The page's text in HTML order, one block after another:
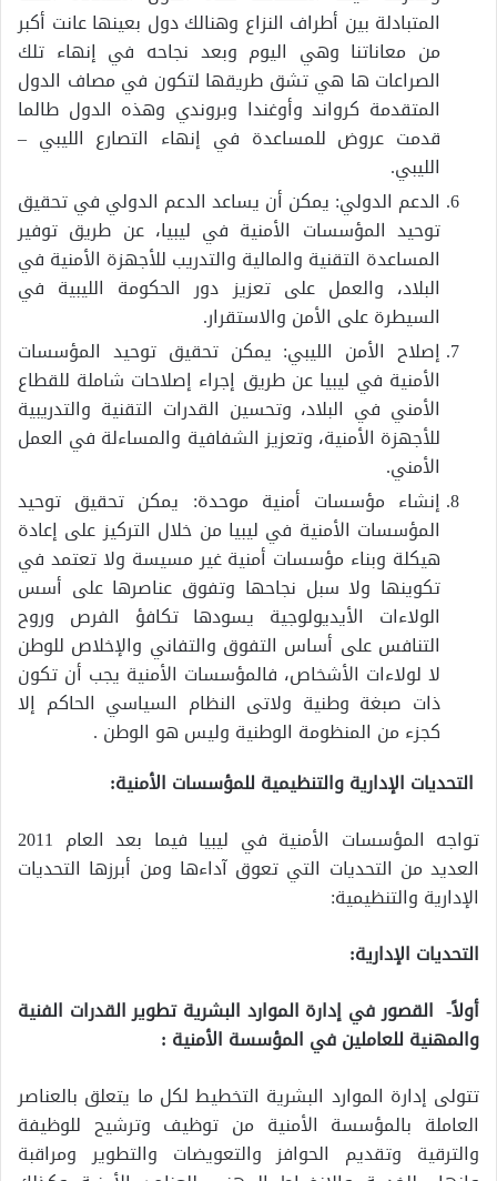
المتبادلة بين أطراف النزاع وهنالك دول بعينها عانت أكبر
من معاناتنا وهي اليوم وبعد نجاحه في إنهاء تلك
الصراعات ها هي تشق طريقها لتكون في مصاف الدول
المتقدمة كرواند وأوغندا وبروندي وهذه الدول طالما
قدمت عروض للمساعدة في إنهاء التصارع الليبي –
الليبي.
الدعم الدولي: يمكن أن يساعد الدعم الدولي في تحقيق
توحيد المؤسسات الأمنية في ليبيا، عن طريق توفير
المساعدة التقنية والمالية والتدريب للأجهزة الأمنية في
البلاد، والعمل على تعزيز دور الحكومة الليبية في
السيطرة على الأمن والاستقرار.
إصلاح الأمن الليبي: يمكن تحقيق توحيد المؤسسات
الأمنية في ليبيا عن طريق إجراء إصلاحات شاملة للقطاع
الأمني في البلاد، وتحسين القدرات التقنية والتدريبية
للأجهزة الأمنية، وتعزيز الشفافية والمساءلة في العمل
الأمني.
إنشاء مؤسسات أمنية موحدة: يمكن تحقيق توحيد
المؤسسات الأمنية في ليبيا من خلال التركيز على إعادة
هيكلة وبناء مؤسسات أمنية غير مسيسة ولا تعتمد في
تكوينها ولا سبل نجاحها وتفوق عناصرها على أسس
الولاءات الأيديولوجية يسودها تكافؤ الفرص وروح
التنافس على أساس التفوق والتفاني والإخلاص للوطن
لا لولاءات الأشخاص، فالمؤسسات الأمنية يجب أن تكون
ذات صبغة وطنية ولاتى النظام السياسي الحاكم إلا
كجزء من المنظومة الوطنية وليس هو الوطن .
التحديات الإدارية والتنظيمية للمؤسسات الأمنية:
تواجه المؤسسات الأمنية في ليبيا فيما بعد العام 2011
العديد من التحديات التي تعوق آداءها ومن أبرزها التحديات
الإدارية والتنظيمية:
التحديات الإدارية:
أولاً- القصور في إدارة الموارد البشرية تطوير القدرات الفنية
والمهنية للعاملين في المؤسسة الأمنية :
تتولى إدارة الموارد البشرية التخطيط لكل ما يتعلق بالعناصر
العاملة بالمؤسسة الأمنية من توظيف وترشيح للوظيفة
والترقية وتقديم الحوافز والتعويضات والتطوير ومراقبة